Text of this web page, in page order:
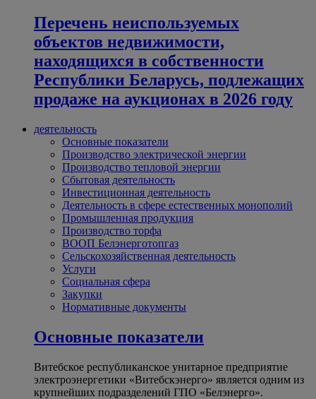
Перечень неиспользуемых
объектов недвижимости,
находящихся в собственности
Республики Беларусь, подлежащих
продаже на аукционах в 2026 году
деятельность
Основные показатели
Производство электрической энергии
Производство тепловой энергии
Сбытовая деятельность
Инвестиционная деятельность
Деятельность в сфере естественных монополий
Промышленная продукция
Производство торфа
ВООП Белэнерготопгаз
Сельскохозяйственная деятельность
Услуги
Социальная сфера
Закупки
Нормативные документы
Основные показатели
Витебское республиканское унитарное предприятие
электроэнергетики «Витебскэнерго» является одним из
крупнейших подразделений ГПО «Белэнерго».